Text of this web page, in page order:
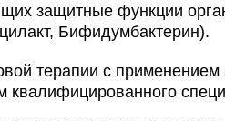
защитные функции
Бифидумбактерин).
терапии с
квалифицированного